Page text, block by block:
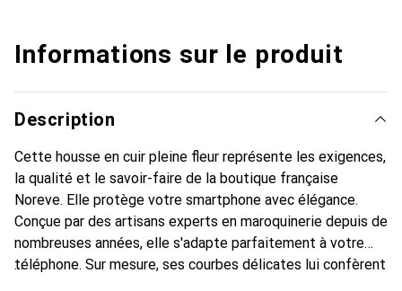
Informations sur le produit
Description
Cette housse en cuir pleine fleur représente les exigences,
la qualité et le savoir-faire de la boutique française
Noreve. Elle protège votre smartphone avec élégance.
Conçue par des artisans experts en maroquinerie depuis de
nombreuses années, elle s'adapte parfaitement à votre
téléphone. Sur mesure, ses courbes délicates lui confèrent